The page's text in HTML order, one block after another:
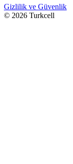
Gizlilik ve Güvenlik
© 2026 Turkcell